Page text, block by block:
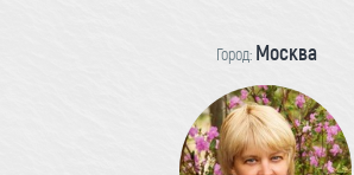
Город: Москва